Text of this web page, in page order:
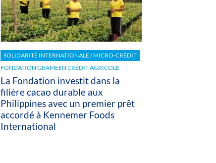
SOLIDARITÉ INTERNATIONALE / MICRO-CRÉDIT
FONDATION GRAMEEN CRÉDIT AGRICOLE
La Fondation investit dans la
filière cacao durable aux
Philippines avec un premier prêt
accordé à Kennemer Foods
International